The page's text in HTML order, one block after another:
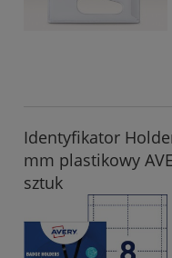
Identyfikator
mm plastikowy
sztuk